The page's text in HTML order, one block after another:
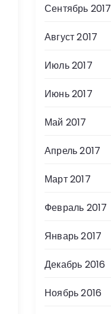
Сентябрь 2017
Август 2017
Июль 2017
Июнь 2017
Май 2017
Апрель 2017
Март 2017
Февраль 2017
Январь 2017
Декабрь 2016
Ноябрь 2016